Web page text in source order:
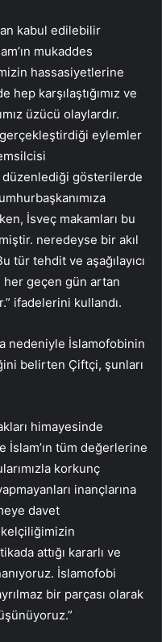
kabul edilebilir
mukaddes
hassasiyetlerine
karşılaştığımız ve
üzücü olaylardır.
eylemler
düzenlediği gösterilerde
İsveç makamları bu
neredeyse bir akıl
tür tehdit ve aşağılayıcı
her geçen gün artan
ifadelerini kullandı.
nedeniyle İslamofobinin
belirten Çiftçi, şunları
himayesinde
tüm değerlerine
korkunç
inançlarına
davet
attığı kararlı ve
İslamofobi
bir parçası olarak